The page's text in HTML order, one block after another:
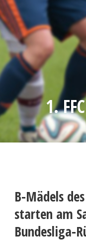
1.
B-Mädels
starten am
Bundesliga-